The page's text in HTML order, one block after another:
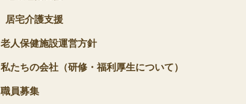
居宅介護支援
老人保健施設運営方針
私たちの会社（研修・福利厚生について）
職員募集